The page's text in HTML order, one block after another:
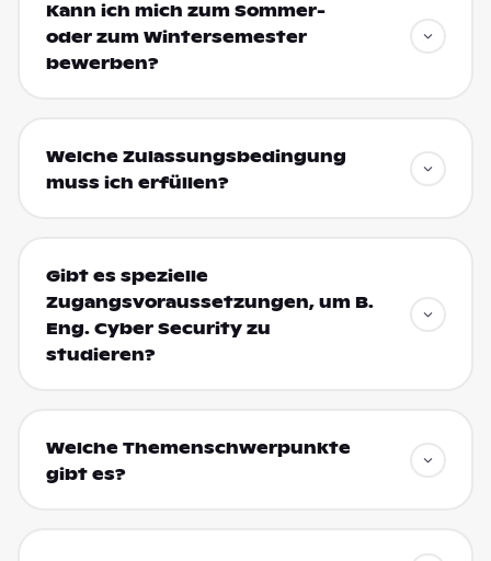
Kann ich mich zum Sommer-
oder zum Wintersemester
bewerben?
Welche Zulassungsbedingung
muss ich erfüllen?
Gibt es spezielle
Zugangsvoraussetzungen, um B.
Eng. Cyber Security zu
studieren?
Welche Themenschwerpunkte
gibt es?